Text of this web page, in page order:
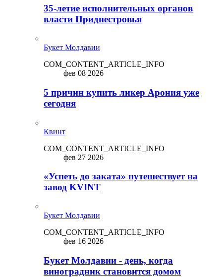
35-летие исполнительных органов
власти Приднестровья
Букет Молдавии
COM_CONTENT_ARTICLE_INFO
фев 08 2026
5 причин купить ликep Арония уже
сегодня
Квинт
COM_CONTENT_ARTICLE_INFO
фев 27 2026
«Успеть до заката» путешествует на
завод KVINT
Букет Молдавии
COM_CONTENT_ARTICLE_INFO
фев 16 2026
Букет Молдавии - день, когда
виноградник становится домом